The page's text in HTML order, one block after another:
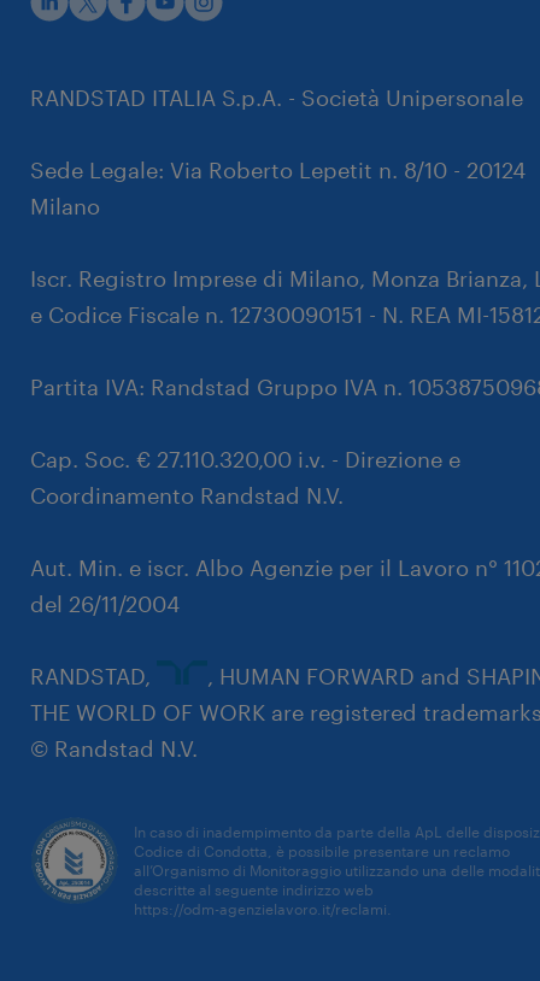
RANDSTAD ITALIA S.p.A. - Società Unipersonale
Sede Legale: Via Roberto Lepetit n. 8/10 - 20124
Milano
Iscr. Registro Imprese di Milano, Monza Brianza,
e Codice Fiscale n. 12730090151 - N. REA MI-
Partita IVA: Randstad Gruppo IVA n.
Cap. Soc. € 27.110.320,00 i.v. - Direzione e
Coordinamento Randstad N.V.
Aut. Min. e iscr. Albo Agenzie per il Lavoro n°
del 26/11/2004
RANDSTAD,
, HUMAN FORWARD and
THE WORLD OF WORK are registered
© Randstad N.V.
In caso di inadempimento da parte della ApL delle
Codice di Condotta, è possibile presentare un reclamo
all’Organismo di Monitoraggio utilizzando una delle
descritte al seguente indirizzo web
https://odm-agenzielavoro.it/reclami